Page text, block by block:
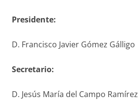
Presidente:
D. Francisco Javier Gómez Gálligo
Secretario:
D. Jesús María del Campo Ramírez